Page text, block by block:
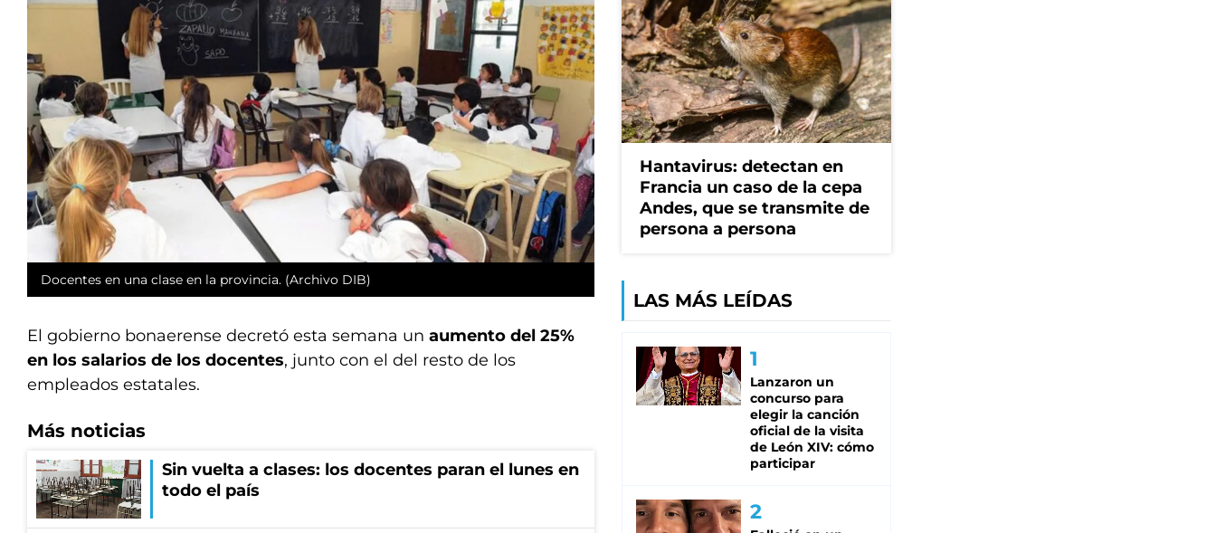
Docentes en una clase en la provincia. (Archivo DIB)
El gobierno bonaerense decretó esta semana un aumento del 25%
en los salarios de los docentes, junto con el del resto de los
empleados estatales.
Más noticias
Sin vuelta a clases: los docentes paran el lunes en
todo el país
Hantavirus: detectan en
Francia un caso de la cepa
Andes, que se transmite de
persona a persona
LAS MÁS LEÍDAS
Lanzaron un
concurso para
elegir la canción
oficial de la visita
de León XIV: cómo
participar